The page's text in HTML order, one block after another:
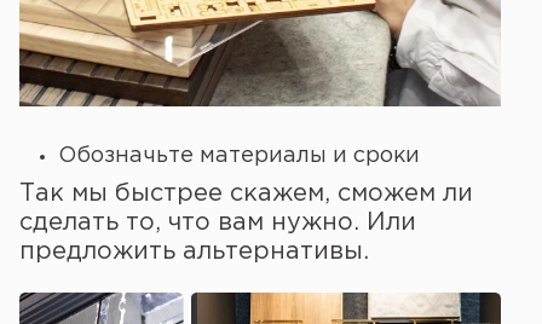
Обозначьте материалы и сроки
Так мы быстрее скажем, сможем ли
сделать то, что вам нужно. Или
предложить альтернативы.